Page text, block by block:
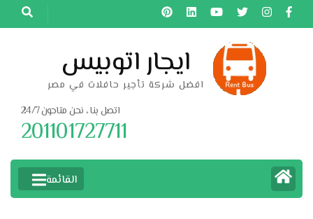
تخطى
إلى
ايجار اتوبيس
افضل شركة تأجير حافلات في مصر
اتصل بنا ، نحن متاحون 24/7
201101727711
القائمة